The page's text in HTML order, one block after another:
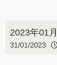
2023年01
31/01/2023